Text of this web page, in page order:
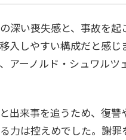
深い喪失感と、事故を
入しやすい構成だと感
アーノルド・シュワル
出来事を追うため、復
力は控えめでした。謝